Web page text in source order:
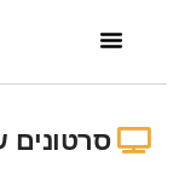
סרטונים